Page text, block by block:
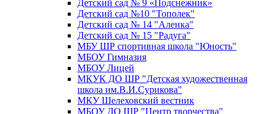
Детский сад № 9 «Подснежник»
Детский сад №10 "Тополек"
Детский сад № 14 "Аленка"
Детский сад № 15 "Радуга"
МБУ ШР спортивная школа "Юность"
МБОУ Гимназия
МБОУ Лицей
МКУК ДО ШР "Детская художественная
школа им.В.И.Сурикова"
МКУ Шелеховский вестник
МБОУ ДО ШР "Центр творчества"